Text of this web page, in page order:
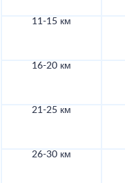
11-15 км
16-20 км
21-25 км
26-30 км